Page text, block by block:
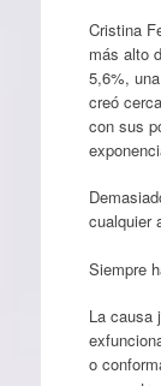
Cristina
más alto
5,6%,
creó
con sus
cualquier
Siempre
La causa
o